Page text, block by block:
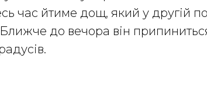
час йтиме дощ, який у другій
до вечора він